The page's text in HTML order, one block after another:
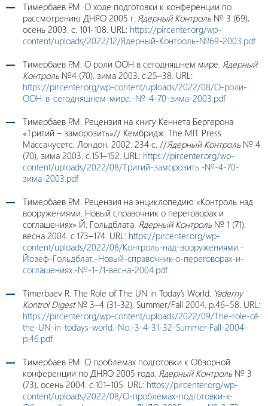
Тимербаев Р.М. О ходе подготовки к конференции по
рассмотрению ДНЯО 2005 г. Ядерный Контроль № 3 (69),
осень 2003. с. 101-108. URL: https://pircenter.org/wp-
content/uploads/2022/12/Ядерный-Контроль-№69-2003.pdf
Тимербаев Р.М. О роли ООН в сегодняшнем мире. Ядерный
Контроль №4 (70), зима 2003. с.25–38. URL:
https://pircenter.org/wp-content/uploads/2022/08/О-роли-
ООН-в-сегодняшнем-мире.-№-4-70-зима-2003.pdf
Тимербаев Р.М. Рецензия на книгу Кеннета Бергерона
«Тритий – заморозить»// Кембридж: The MIT Press.
Массачусетс, Лондон, 2002. 234 с. //Ядерный Контроль № 4
(70), зима 2003. c.151–152. URL: https://pircenter.org/wp-
content/uploads/2022/08/Тритий-заморозить.-№-4-70-
зима-2003.pdf
Тимербаев Р.М. Рецензия на энциклопедию «Контроль над
вооружениями. Новый справочник о переговорах и
соглашениях» Й. Гольдблата. Ядерный Контроль № 1 (71),
весна 2004. с.173–174. URL: https://pircenter.org/wp-
content/uploads/2022/08/Контроль-над-вооружениями.-
Йозеф-Гольдблат.-Новый-справочник-о-переговорах-и-
соглашениях.-№-1-71-весна-2004.pdf
Timerbaev R. The Role of The UN in Today’s World. Yaderny
Kontrol Digest№ 3–4 (31-32), Summer/Fall 2004. p.46–58. URL:
https://pircenter.org/wp-content/uploads/2022/09/The-role-of-
the-UN-in-todays-world.-No.-3-4-31-32-Summer-Fall-2004-
p.46.pdf
Тимербаев Р.М. О проблемах подготовки к Обзорной
конференции по ДНЯО 2005 года. Ядерный Контроль № 3
(73), осень 2004. с.101–105. URL: https://pircenter.org/wp-
content/uploads/2022/08/О-проблемах-подготовки-к-